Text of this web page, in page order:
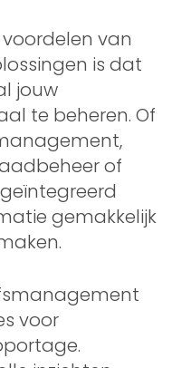
van
is dat
jouw
te beheren. Of
of
gemakkelijk
voor